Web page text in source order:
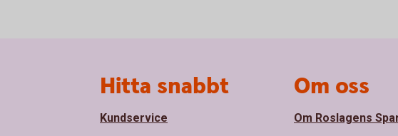
Hitta snabbt
Kundservice
Om oss
Om Roslagens